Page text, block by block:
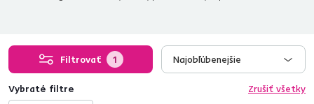
Filtrovať 1 Najobľúbenejšie
Vybraté filtre
Zrušiť všetky